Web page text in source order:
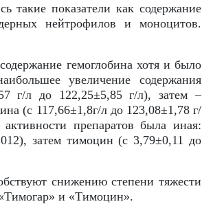
такие показатели как содержание
нейтрофилов и моноцитов.
гемоглобина хотя и было
увеличение содержания
г/л до 122,25±5,85 г/л), затем –
(с 117,66±1,8г/л до 123,08±1,78 г/
препаратов была иная:
затем тимоцин (с 3,79±0,11 до
снижению степени тяжести
и «Тимоцин».